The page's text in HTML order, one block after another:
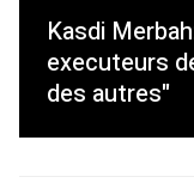
Kasdi
executeurs
des autres"